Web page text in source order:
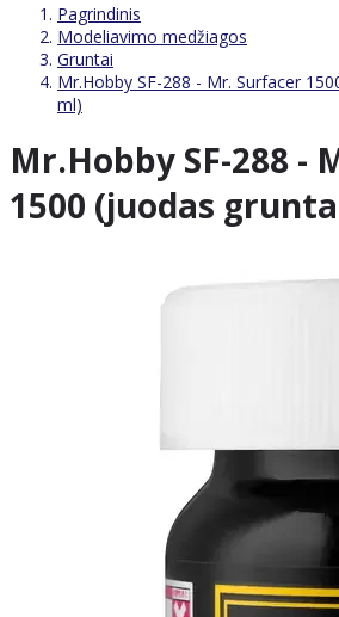
Pagrindinis
Modeliavimo medžiagos
Gruntai
Mr.Hobby SF-288 - Mr. Surfacer
ml)
Mr.Hobby SF-288 -
1500 (juodas